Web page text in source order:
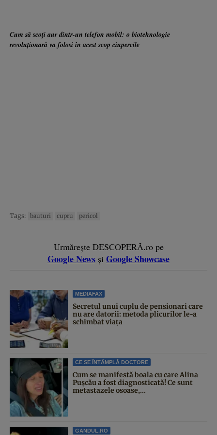
Cum să scoţi aur dintr-un telefon mobil: o biotehnologie
revoluţionară va folosi în acest scop ciupercile
Tags: bauturi cupru pericol
Urmărește DESCOPERĂ.ro pe
Google News și Google Showcase
MEDIAFAX
Secretul unui cuplu de pensionari care
nu are datorii: metoda plicurilor le-a
schimbat viața
CE SE ÎNTÂMPLĂ DOCTORE
Cum se manifestă boala cu care Alina
Pușcău a fost diagnosticată! Ce sunt
metastazele osoase,...
GANDUL.RO